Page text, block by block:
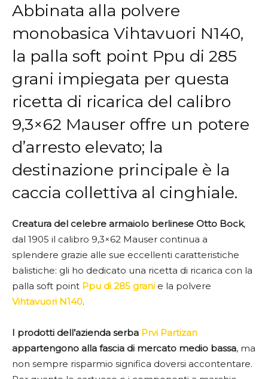
Abbinata alla polvere
monobasica Vihtavuori N140,
la palla soft point Ppu di 285
grani impiegata per questa
ricetta di ricarica del calibro
9,3×62 Mauser offre un potere
d’arresto elevato; la
destinazione principale è la
caccia collettiva al cinghiale.
Creatura del celebre armaiolo berlinese Otto Bock,
dal 1905 il calibro 9,3×62 Mauser continua a
splendere grazie alle sue eccellenti caratteristiche
balistiche: gli ho dedicato una ricetta di ricarica con la
palla soft point Ppu di 285 grani e la polvere
Vihtavuori N140.
I prodotti dell’azienda serba Prvi Partizan
appartengono alla fascia di mercato medio bassa, ma
non sempre risparmio significa doversi accontentare.